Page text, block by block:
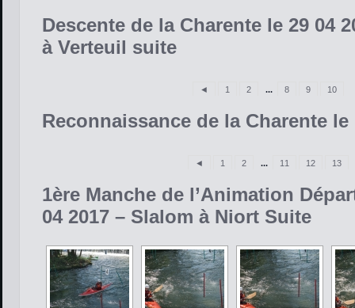
Descente de la Charente le 29 04
à Verteuil suite
◄ 1 2 ... 8 9 10
Reconnaissance de la Charente le
◄ 1 2 ... 11 12 13
1ère Manche de l’Animation
04 2017 – Slalom à Niort Suite